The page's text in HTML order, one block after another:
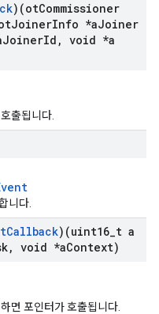
)(otCommissioner
JoinerInfo *aJoiner
JoinerId , void *a
출됩니다.
니다.
Callback)(uint16 t a
, void *aContext)
면 포인터가 호출됩니다.